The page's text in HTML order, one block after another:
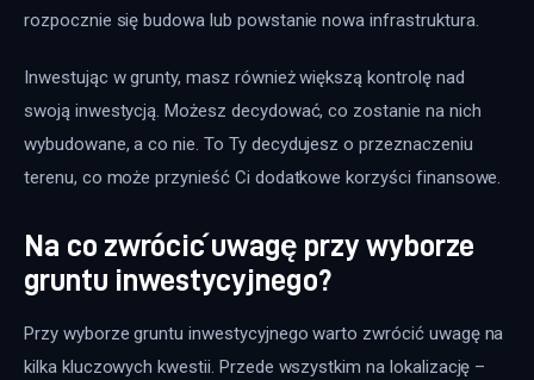
rozpocznie się budowa lub powstanie nowa infrastruktura.
Inwestując w grunty, masz również większą kontrolę nad
swoją inwestycją. Możesz decydować, co zostanie na nich
wybudowane, a co nie. To Ty decydujesz o przeznaczeniu
terenu, co może przynieść Ci dodatkowe korzyści finansowe.
Na co zwrócić uwagę przy wyborze
gruntu inwestycyjnego?
Przy wyborze gruntu inwestycyjnego warto zwrócić uwagę na
kilka kluczowych kwestii. Przede wszystkim na lokalizację –